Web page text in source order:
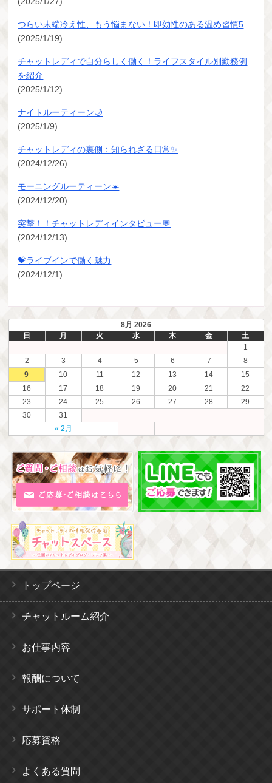
つらい末端冷え性、もう悩まない！即効性のある温め習慣5
(2025/1/19)
チャットレディで自分らしく働く！ライフスタイル別勤務例
を紹介
(2025/1/12)
ナイトルーティーン🌙
(2025/1/9)
チャットレディの裏側：知られざる日常✨
(2024/12/26)
モーニングルーティーン☀️
(2024/12/20)
突撃！！チャットレディインタビュー💬
(2024/12/13)
💝ライブインで働く魅力
(2024/12/1)
8月 2026
日
月 火 水 木 金 土
« 2月
1
2
3 4 5 6 7
8
9
10 11 12 13 14
15
16
17 18 19 20 21
22
23
24 25 26 27 28
29
30
31
トップページ
チャットルーム紹介
お仕事内容
報酬について
サポート体制
応募資格
よくある質問